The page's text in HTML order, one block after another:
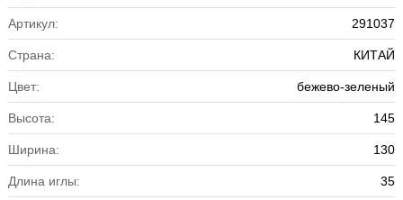
Артикул: 291037
Страна: КИТАЙ
Цвет: бежево-зеленый
Высота: 145
Ширина: 130
Длина иглы: 35